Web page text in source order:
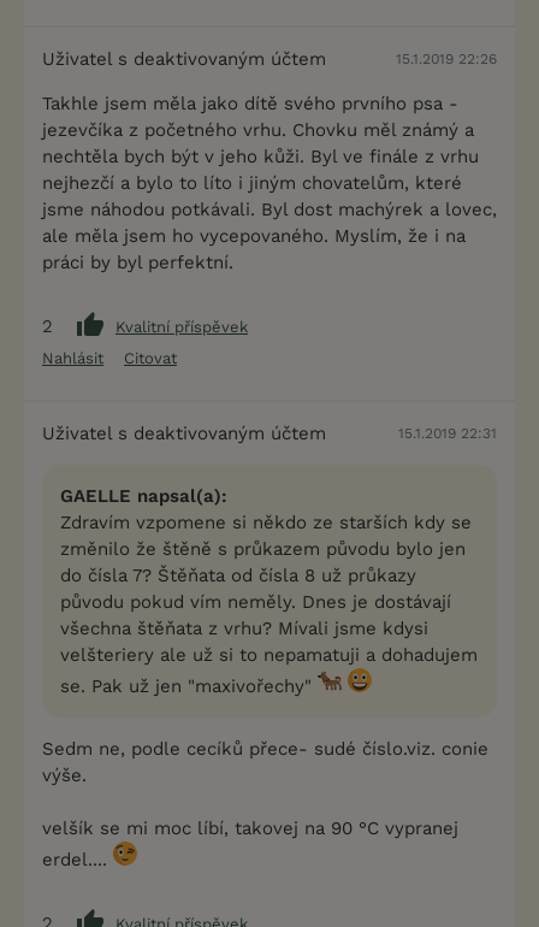
Uživatel s deaktivovaným účtem 15.1.2019 22:26
Takhle jsem měla jako dítě svého prvního psa -
jezevčíka z početného vrhu. Chovku měl známý a
nechtěla bych být v jeho kůži. Byl ve finále z vrhu
nejhezčí a bylo to líto i jiným chovatelům, které
jsme náhodou potkávali. Byl dost machýrek a lovec,
ale měla jsem ho vycepovaného. Myslím, že i na
práci by byl perfektní.
2
Kvalitní příspěvek
Nahlásit
Citovat
Uživatel s deaktivovaným účtem 15.1.2019 22:31
GAELLE napsal(a):
Zdravím vzpomene si někdo ze starších kdy se
změnilo že štěně s průkazem původu bylo jen
do čísla 7? Štěňata od čísla 8 už průkazy
původu pokud vím neměly. Dnes je dostávají
všechna štěňata z vrhu? Mívali jsme kdysi
velšteriery ale už si to nepamatuji a dohadujem
se. Pak už jen "maxivořechy"
Sedm ne, podle cecíků přece- sudé číslo.viz. conie
výše.
velšík se mi moc líbí, takovej na 90 °C vypranej
erdel....
Kvalitní příspěvek